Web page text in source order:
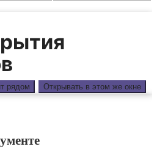
рядом Открывать в этом же окне